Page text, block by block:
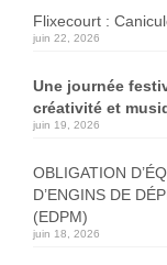
Flixecourt :
juin 22, 2026
Une journée
créativité et
juin 19, 2026
OBLIGATION
D’ENGINS DE
(EDPM)
juin 18, 2026